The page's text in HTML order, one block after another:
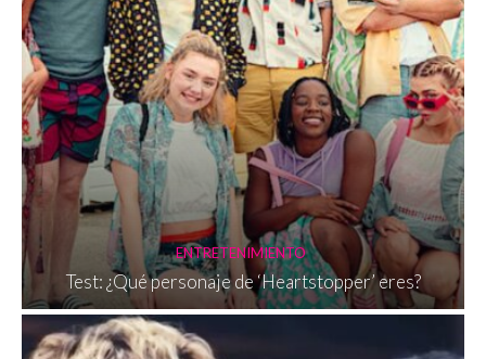
ENTRETENIMIENTO
Test: ¿Qué personaje de ‘Heartstopper’ eres?